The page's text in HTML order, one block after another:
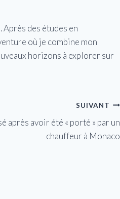
Après des études en
où je combine mon
horizons à explorer sur
SUIVANT
après avoir été « porté » par un
chauffeur à Monaco